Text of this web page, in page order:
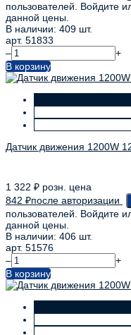
пользователей. Войдите
данной цены.
В наличии: 409 шт.
арт. 51833
–
+
В корзину
Датчик движения 1200W
1 322 ₽ розн. цена
842 ₽после авторизации
пользователей. Войдите
данной цены.
В наличии: 406 шт.
арт. 51576
–
+
В корзину